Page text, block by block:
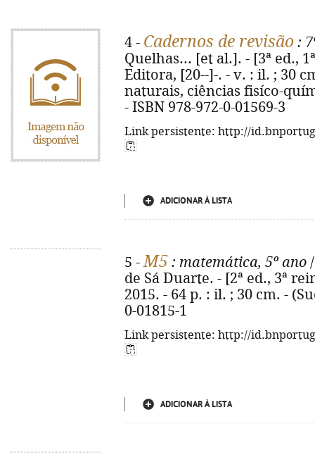
4 - Cadernos de revisão :
Quelhas... [et al.]. - [3ª ed.,
Editora, [20--]-. - v. : il. ; 30
naturais, ciências fisíco-
- ISBN 978-972-0-01569-3
Link persistente: http://
ADICIONAR À LISTA
5 -M5 : matemática, 5º ano
de Sá Duarte. - [2ª ed., 3ª
2015. - 64 p. : il. ; 30 cm. -
0-01815-1
Link persistente: http://
ADICIONAR À LISTA